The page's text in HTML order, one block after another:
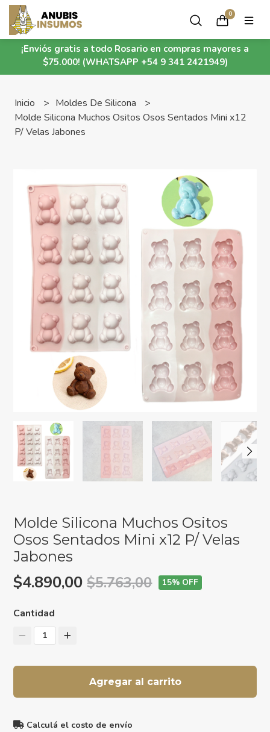
¡Enviós gratis a todo Rosario en compras mayores a
$75.000! (WHATSAPP +54 9 341 2421949)
0
Inicio
Moldes De Silicona
Molde Silicona Muchos Ositos Osos Sentados Mini x12
P/ Velas Jabones
Molde Silicona Muchos Ositos
Osos Sentados Mini x12 P/ Velas
Jabones
$4.890,00$5.763,00 15% OFF
Cantidad
1
Agregar al carrito
Calculá el costo de envío